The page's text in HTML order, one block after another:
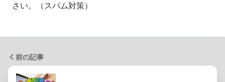
さい。（スパム対策）
前の記事